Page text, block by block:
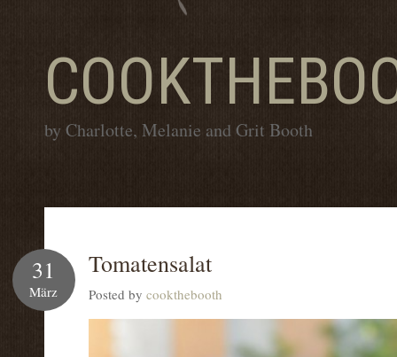
by Charlotte, Melanie and Grit Booth
Tomatensalat
Posted by cookthebooth
31
März